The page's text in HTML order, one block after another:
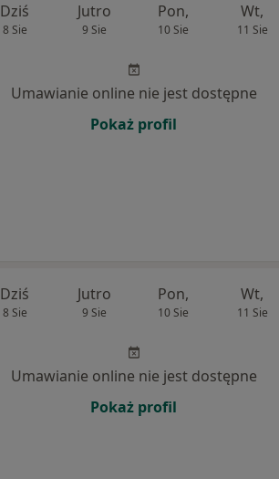
Dziś
8 Sie
Jutro
9 Sie
Pon,
10 Sie
Wt,
11 Sie
Umawianie online nie jest dostępne
Pokaż profil
Dziś
8 Sie
Jutro
9 Sie
Pon,
10 Sie
Wt,
11 Sie
Umawianie online nie jest dostępne
Pokaż profil